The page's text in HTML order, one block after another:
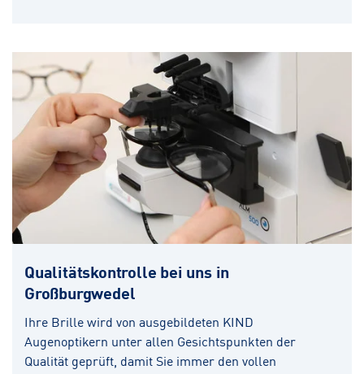
Qualitätskontrolle bei uns in
Großburgwedel
Ihre Brille wird von ausgebildeten KIND
Augenoptikern unter allen Gesichtspunkten der
Qualität geprüft, damit Sie immer den vollen